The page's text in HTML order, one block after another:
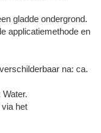
gladde ondergrond.
applicatiemethode en
na: ca.
het